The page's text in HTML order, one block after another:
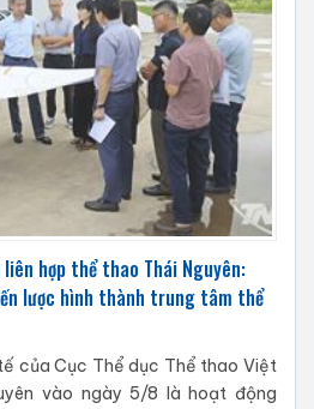
hợp thể thao Thái Nguyên:
lược hình thành trung tâm thể
của Cục Thể dục Thể thao Việt
vào ngày 5/8 là hoạt động